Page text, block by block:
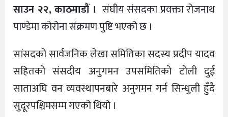
साउन २२, काठमाडौं । संघीय संसदका प्रवक्ता रोजनाथ
पाण्डेमा कोरोना संक्रमण पुष्टि भएको छ ।
सांसदको सार्वजनिक लेखा समितिका सदस्य प्रदीप यादव
सहितको संसदीय अनुगमन उपसमितिको टोली दुई
साताअघि वन व्यवस्थापनबारे अनुगमन गर्न सिन्धुली हुँदै
सुदूरपश्चिमसम्म गएको थियो ।